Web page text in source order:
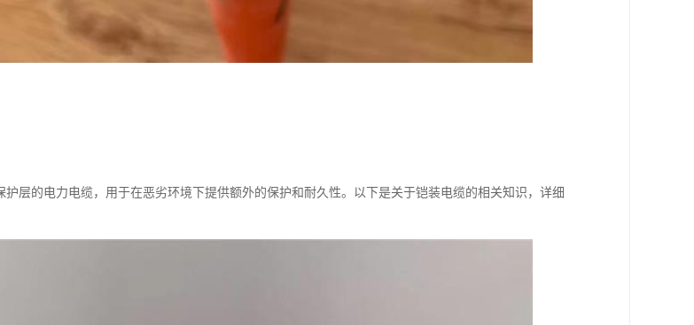
层的电力电缆，用于在恶劣环境下提供额外的保护和耐久性。以下是关于铠装电缆的相关知识，详细